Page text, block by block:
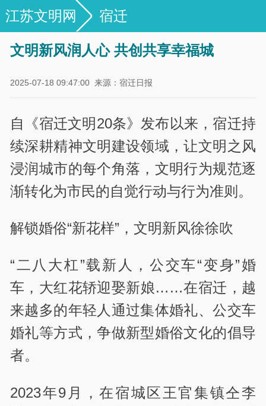
江苏文明网 宿迁
文明新风润人心 共创共享幸福城
2025-07-18 09:47:00 来源：宿迁日报
自《宿迁文明20条》发布以来，宿迁持
续深耕精神文明建设领域，让文明之风
浸润城市的每个角落，文明行为规范逐
渐转化为市民的自觉行动与行为准则。
解锁婚俗“新花样”，文明新风徐徐吹
“二八大杠”载新人，公交车“变身”婚
车，大红花轿迎娶新娘……在宿迁，越
来越多的年轻人通过集体婚礼、公交车
婚礼等方式，争做新型婚俗文化的倡导
者。
2023年9月，在宿城区王官集镇仝李